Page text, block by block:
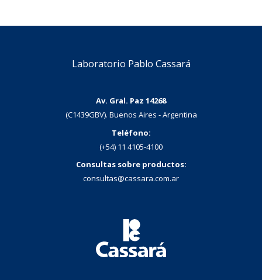
Laboratorio Pablo Cassará
Av. Gral. Paz 14268
(C1439GBV). Buenos Aires - Argentina
Teléfono:
(+54) 11 4105-4100
Consultas sobre productos:
consultas@cassara.com.ar